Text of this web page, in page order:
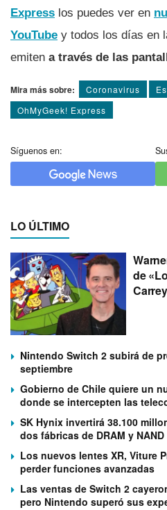
Express los puedes ver en
YouTube y todos los dí­as en
emiten a través de las
Mira más sobre: Coronavirus
OhMyGeek! Express
Síguenos en:
LO ÚLTIMO
de
Nintendo Switch 2 subirá de
septiembre
Gobierno de Chile quiere un
donde se intercepten las
SK Hynix invertirá 38.100
dos fábricas de DRAM y NAND
Los nuevos lentes XR, Viture
perder funciones avanzadas
Las ventas de Switch 2
pero Nintendo superó sus